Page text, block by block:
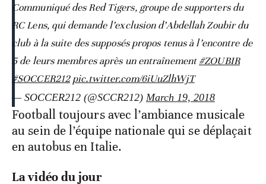
Communiqué des Red Tigers, groupe de supporters du
RC Lens, qui demande l’exclusion d’Abdellah Zoubir du
club à la suite des supposés propos tenus à l’encontre de
5 de leurs membres après un entraînement#ZOUBIR
#SOCCER212 pic.twitter.com/6iUuZlhWjT
— SOCCER212 (@SCCR212) March 19, 2018
Football toujours avec l’ambiance musicale
au sein de l’équipe nationale qui se déplaçait
en autobus en Italie.
La vidéo du jour